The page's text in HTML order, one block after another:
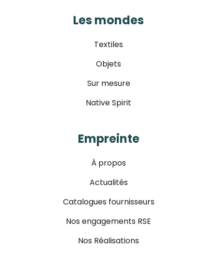
Les mondes
Textiles
Objets
Sur mesure
Native Spirit
Empreinte
À propos
Actualités
Catalogues fournisseurs
Nos engagements RSE
Nos Réalisations